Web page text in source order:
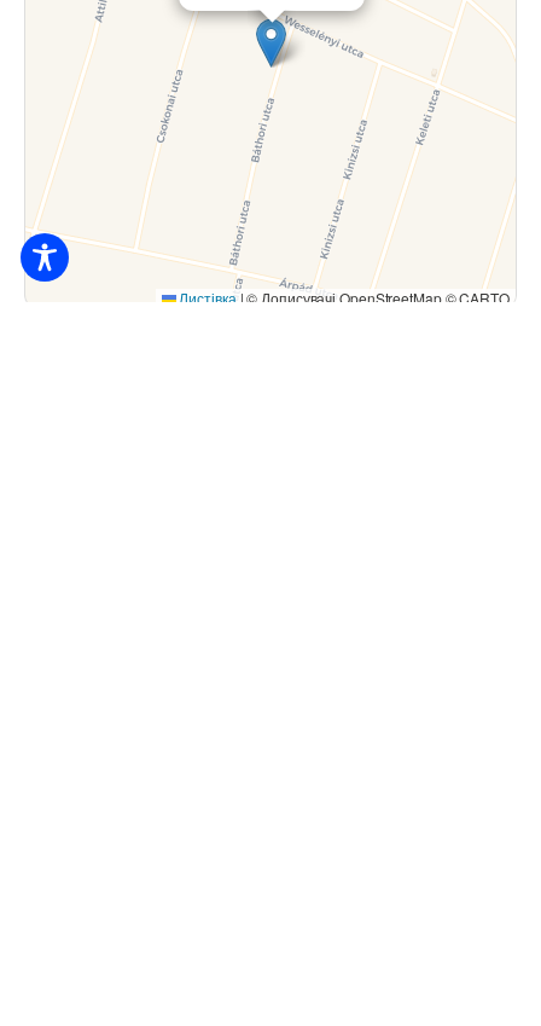
Листівка |© Дописувачі OpenStreetMap © CARTO